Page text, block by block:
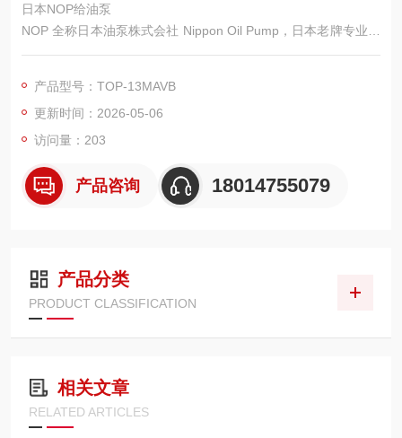
日本NOP给油泵
NOP 全称日本油泵株式会社 Nippon Oil Pump，日本老牌专业油
泵厂家，近百年制造历史，主打摆线式内啮合齿轮泵，业内常
常用标配泵
产品型号：TOP-13MAVB
更新时间：2026-05-06
访问量：203
产品咨询 18014755079
产品分类
PRODUCT CLASSIFICATION
相关文章
RELATED ARTICLES